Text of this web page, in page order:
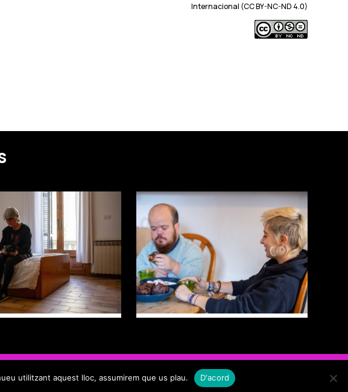
Internacional (CC BY-NC-ND 4.0)
Amb el suport de
utilitzant aquest lloc, assumirem que us plau. D'acord